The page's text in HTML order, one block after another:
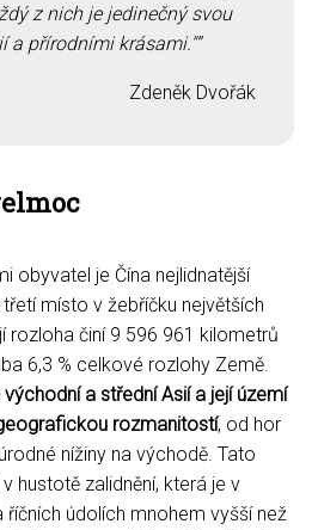
z nich je jedinečný svou
a přírodními krásami."
Zdeněk Dvořák
obyvatel je Čína nejlidnatější
místo v žebříčku největších
rozloha činí 9 596 961 kilometrů
6,3 % celkové rozlohy Země.
a střední Asií a její území
rozmanitostí, od hor
nížiny na východě. Tato
hustotě zalidnění, která je v
údolích mnohem vyšší než